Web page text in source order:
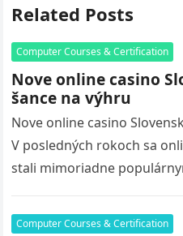
Related Posts
Computer Courses & Certification
Nove online casino
šance na výhru
Nove online casino
V posledných rokoch sa
stali mimoriadne
Computer Courses & Certification